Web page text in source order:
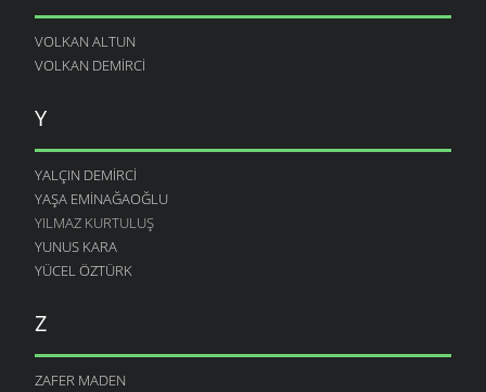
VOLKAN ALTUN
VOLKAN DEMIRCI
Y
YALÇIN DEMIRCI
YAŞA EMINAĞAOĞLU
YILMAZ KURTULUŞ
YUNUS KARA
YÜCEL ÖZTÜRK
Z
ZAFER MADEN